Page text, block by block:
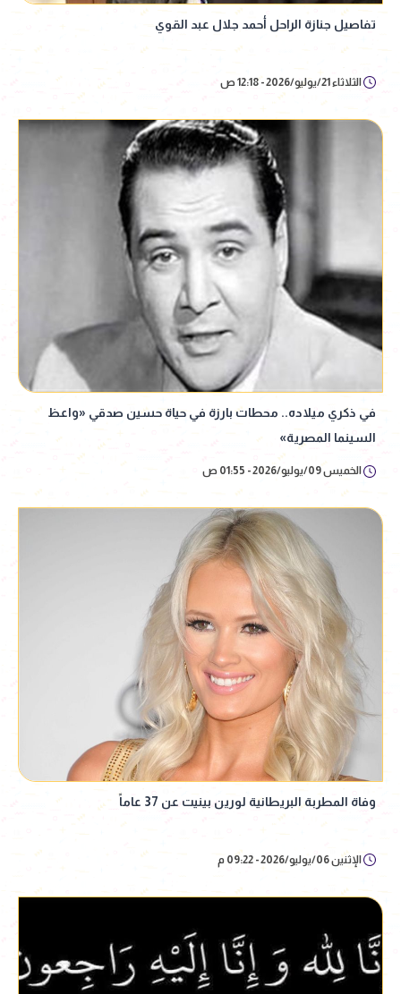
تفاصيل جنازة الراحل أحمد جلال عبد القوي
الثلاثاء 21/يوليو/2026 - 12:18 ص
في ذكري ميلاده.. محطات بارزة في حياة حسين صدقي «واعظ
السينما المصرية»
الخميس 09/يوليو/2026 - 01:55 ص
وفاة المطربة البريطانية لورين بينيت عن 37 عاماً
الإثنين 06/يوليو/2026 - 09:22 م